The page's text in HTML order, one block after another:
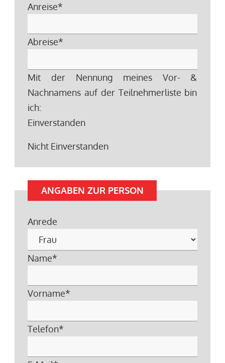
Anreise*
Abreise*
Mit der Nennung meines Vor- &
Nachnamens auf der Teilnehmerliste bin
ich:
Einverstanden
Nicht Einverstanden
ANGABEN ZUR PERSON
Anrede
Name*
Vorname*
Telefon*